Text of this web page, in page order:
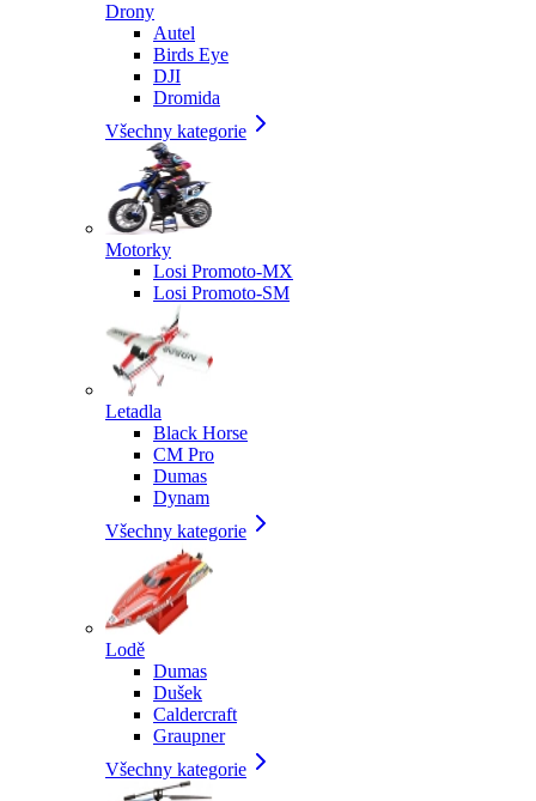
Drony
Autel
Birds Eye
DJI
Dromida
Všechny kategorie
Motorky
Losi Promoto-MX
Losi Promoto-SM
Letadla
Black Horse
CM Pro
Dumas
Dynam
Všechny kategorie
Lodě
Dumas
Dušek
Caldercraft
Graupner
Všechny kategorie